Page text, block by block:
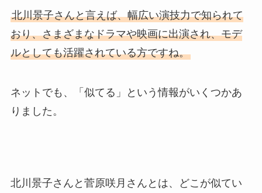
北川景子さんと言えば、幅広い演技力で知られて
おり、さまざまなドラマや映画に出演され、モデ
ルとしても活躍されている方ですね。
ネットでも、「似てる」という情報がいくつかあ
りました。
北川景子さんと菅原咲月さんとは、どこが似てい